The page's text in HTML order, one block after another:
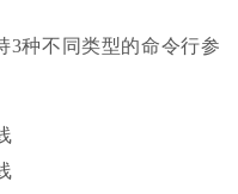
3种不同类型的命令行参